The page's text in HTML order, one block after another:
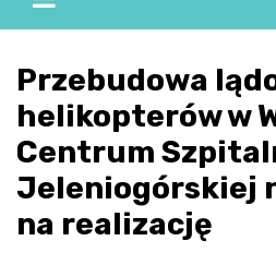
Przebudowa
helikopterów w
Centrum
Jeleniogórskiej
na realizację